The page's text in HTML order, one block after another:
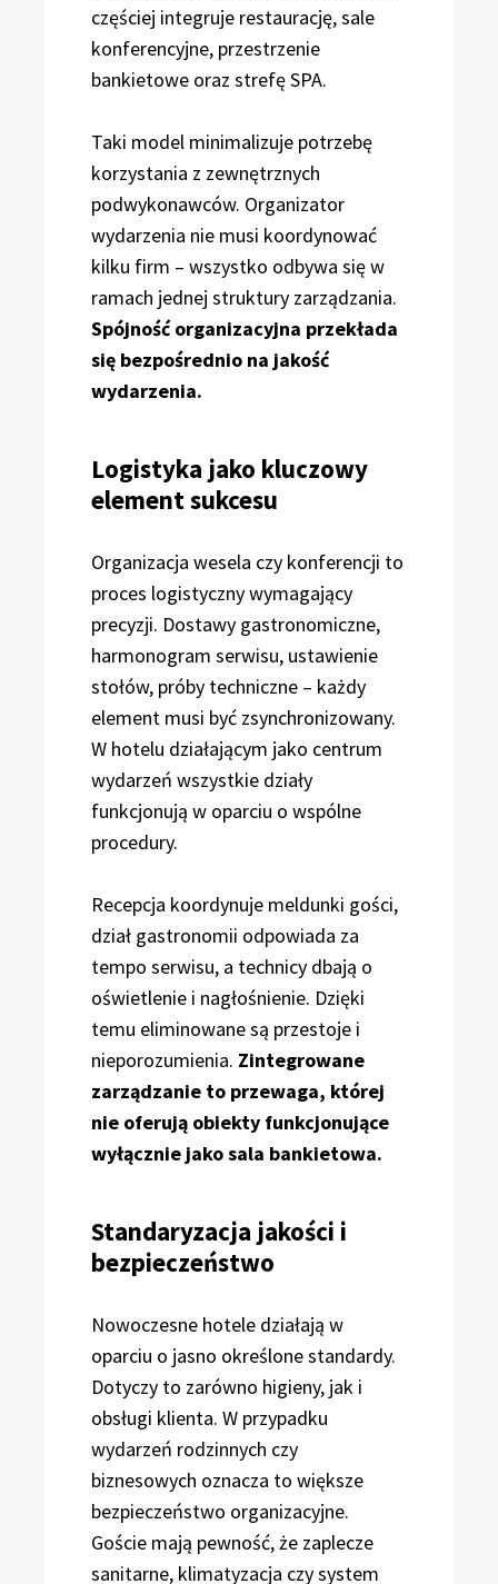
częściej integruje restaurację, sale
konferencyjne, przestrzenie
bankietowe oraz strefę SPA.
Taki model minimalizuje potrzebę
korzystania z zewnętrznych
podwykonawców. Organizator
wydarzenia nie musi koordynować
kilku firm – wszystko odbywa się w
ramach jednej struktury zarządzania.
Spójność organizacyjna przekłada
się bezpośrednio na jakość
wydarzenia.
Logistyka jako kluczowy
element sukcesu
Organizacja wesela czy konferencji to
proces logistyczny wymagający
precyzji. Dostawy gastronomiczne,
harmonogram serwisu, ustawienie
stołów, próby techniczne – każdy
element musi być zsynchronizowany.
W hotelu działającym jako centrum
wydarzeń wszystkie działy
funkcjonują w oparciu o wspólne
procedury.
Recepcja koordynuje meldunki gości,
dział gastronomii odpowiada za
tempo serwisu, a technicy dbają o
oświetlenie i nagłośnienie. Dzięki
temu eliminowane są przestoje i
nieporozumienia. Zintegrowane
zarządzanie to przewaga, której
nie oferują obiekty funkcjonujące
wyłącznie jako sala bankietowa.
Standaryzacja jakości i
bezpieczeństwo
Nowoczesne hotele działają w
oparciu o jasno określone standardy.
Dotyczy to zarówno higieny, jak i
obsługi klienta. W przypadku
wydarzeń rodzinnych czy
biznesowych oznacza to większe
bezpieczeństwo organizacyjne.
Goście mają pewność, że zaplecze
sanitarne, klimatyzacja czy system